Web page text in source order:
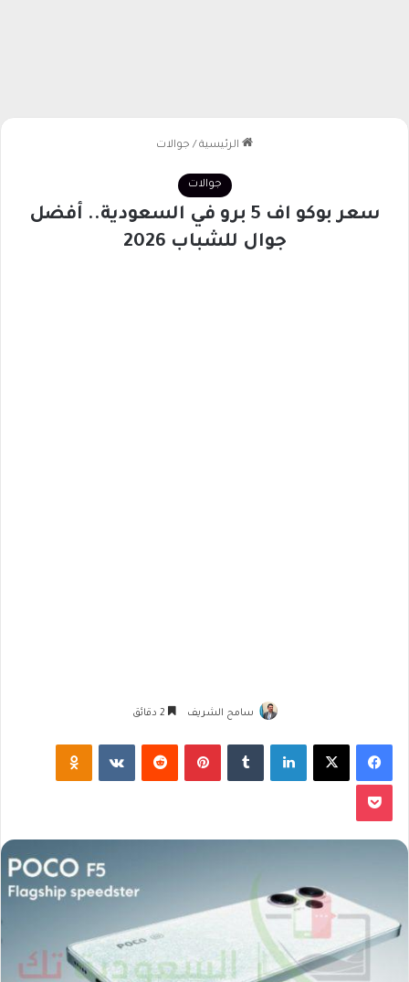
الرئيسية / جوالات
جوالات
سعر بوكو اف 5 برو في السعودية.. أفضل
جوال للشباب 2026
سامح الشريف
فيسبوك لينكدإن بينتيريست